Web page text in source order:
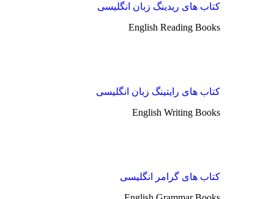
کتاب های ریدینگ زبان انگلیسی
English Reading Books
کتاب های رایتینگ زبان انگلیسی
English Writing Books
کتاب های گرامر انگلیسی